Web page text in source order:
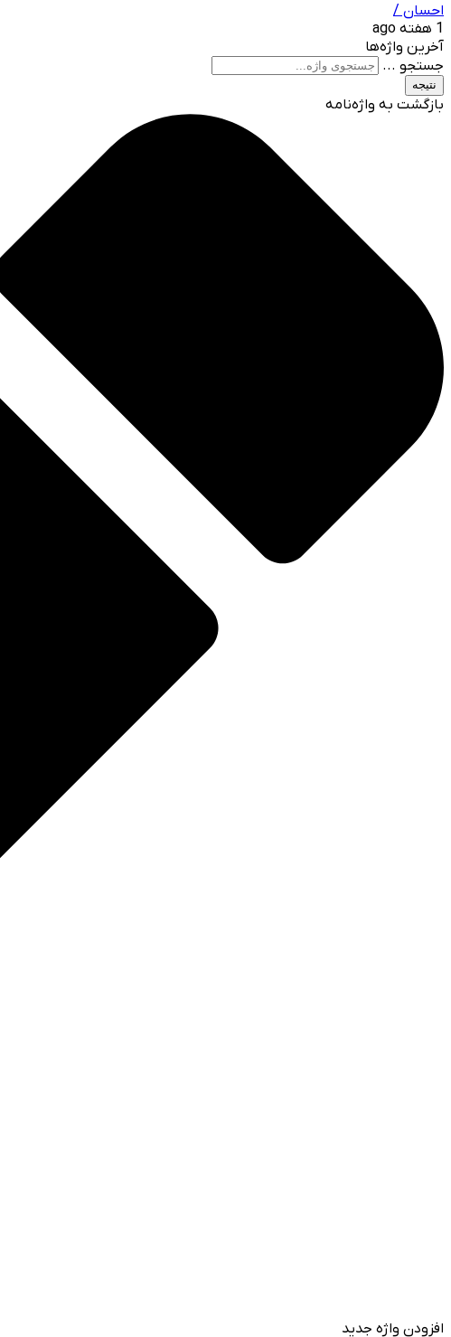
احسان /
1 هفته ago
آخرین واژه‌ها
جستجو ...
نتیجه
بازگشت به واژه‌نامه
افزودن واژه جدید